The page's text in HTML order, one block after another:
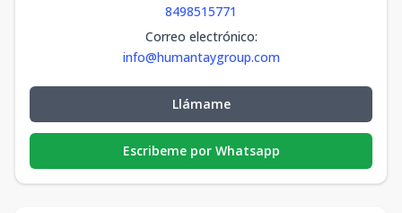
8498515771
Correo electrónico:
info@humantaygroup.com
Llámame
Escribeme por Whatsapp